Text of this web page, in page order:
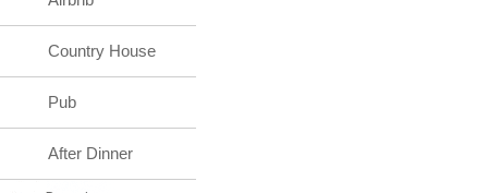
Country House
Pub
After Dinner